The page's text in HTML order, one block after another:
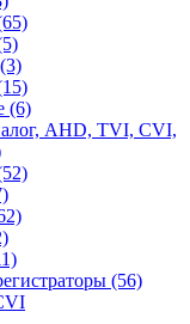
(3)
(6)
AHD, TVI, CVI,
(56)